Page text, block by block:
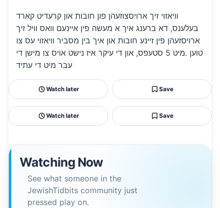
וויאזוי זיך ארויסצוזעהן פון חובות און קרעדיט קארד
בעלענס, דא ברענג איך א מעשה פין איינעם וואס וויל זיך
ארויסזעהן פין זיינע חובות און איך בין מסביר וויאזוי עס צו
טוען .מיט 5 סטעפס, און די עיקר איז נישט אויס צו מישן די
עבר מיט די עתיד
Watch later Save
Watch later Save
Watching Now
See what someone in the
JewishTidbits community just
pressed play on.